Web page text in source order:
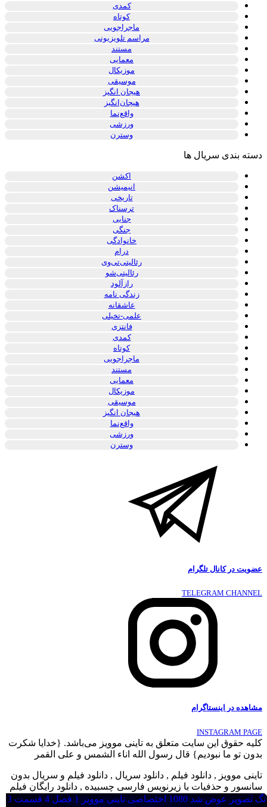
تگ تصویر عوض شد 720 اختصاصی تاینی موویز { فصل اول قسمت
تگ تصویر عوض شد 1080 اختصاصی تاینی موویز { فصل اول قسمت
تگ تصویر عوض شد 1080 اختصاصی تاینی موویز { فصل 2 قسمت 7
تگ تصویر عوض شد 1080 اختصاصی تاینی موویز { فصل اول قسمت
تگ تصویر عوض شد 1080 اختصاصی تاینی موویز { فصل 2 قسمت 1
تگ تصویر عوض شد 1080 اختصاصی تاینی موویز { فصل 5 قسمت 4 تگ تصویر عوض شد اختصاصی تاینی موویز { فصل 3 قسمت 3 تگ تصویر عوض شد 1080 اختصاصی تاینی موویز { فصل 4 قسمت 3
کمدی
کوتاه
ماجراجویی
مراسم تلویزیونی
مستند
معمایی
موزیکال
موسیقی
هیجان انگیز
هیجان‌انگیز
واقع‌نما
ورزشی
وسترن
دسته بندی سریال ها
اکشن
انیمیشن
تاریخی
ترسناک
جنایی
جنگی
خانوادگی
درام
رئالیتی‌تی‌وی
رئالیتی‌شو
رازآلود
زندگی نامه
عاشقانه
علمی-تخیلی
فانتزی
کمدی
کوتاه
ماجراجویی
مستند
معمایی
موزیکال
موسیقی
هیجان انگیز
واقع‌نما
ورزشی
وسترن
عضویت در کانال تلگرام
TELEGRAM CHANNEL
مشاهده در اینستاگرام
INSTAGRAM PAGE
کلیه حقوق این سایت متعلق به تاینی موویز می‌باشد. {خدایا شکرت
بدون تو ما نبودیم} قال رسول الله اناء الشمس و علی القمر
تاینی موویز , دانلود فیلم , دانلود سریال , دانلود فیلم و سریال بدون
سانسور و حذفیات با زیرنویس فارسی چسبیده , دانلود رایگان فیلم
جدید , دانلود دوبله فارسی فیلم و سریال ,